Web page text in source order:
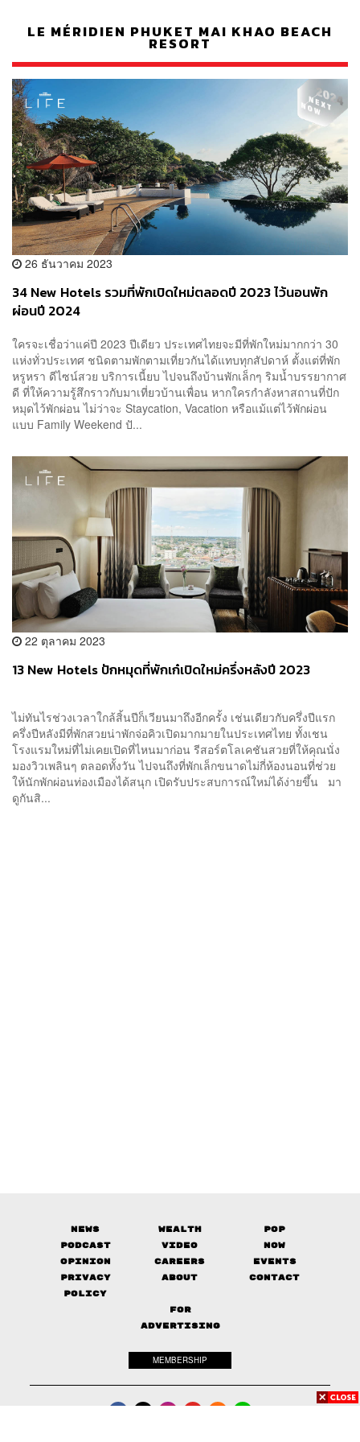
LE MÉRIDIEN PHUKET MAI KHAO BEACH
RESORT
26 ธันวาคม 2023
34 New Hotels รวมที่พักเปิดใหม่ตลอดปี 2023 ไว้นอนพัก
ผ่อนปี 2024
ใครจะเชื่อว่าแค่ปี 2023 ปีเดียว ประเทศไทยจะมีที่พักใหม่มากกว่า 30
แห่งทั่วประเทศ ชนิดตามพักตามเที่ยวกันได้แทบทุกสัปดาห์ ตั้งแต่ที่พัก
หรูหรา ดีไซน์สวย บริการเนี้ยบ ไปจนถึงบ้านพักเล็กๆ ริมน้ำบรรยากาศ
ดี ที่ให้ความรู้สึกราวกับมาเที่ยวบ้านเพื่อน หากใครกำลังหาสถานที่ปัก
หมุดไว้พักผ่อน ไม่ว่าจะ Staycation, Vacation หรือแม้แต่ไว้พักผ่อน
แบบ Family Weekend ปั...
22 ตุลาคม 2023
13 New Hotels ปักหมุดที่พักเก๋เปิดใหม่ครึ่งหลังปี 2023
ไม่ทันไรช่วงเวลาใกล้สิ้นปีก็เวียนมาถึงอีกครั้ง เช่นเดียวกับครึ่งปีแรก
ครึ่งปีหลังมีที่พักสวยน่าพักจ่อคิวเปิดมากมายในประเทศไทย ทั้งเชน
โรงแรมใหม่ที่ไม่เคยเปิดที่ไหนมาก่อน รีสอร์ตโลเคชันสวยที่ให้คุณนั่ง
มองวิวเพลินๆ ตลอดทั้งวัน ไปจนถึงที่พักเล็กขนาดไม่กี่ห้องนอนที่ช่วย
ให้นักพักผ่อนท่องเมืองได้สนุก เปิดรับประสบการณ์ใหม่ได้ง่ายขึ้น มา
ดูกันสิ...
News Wealth
Pop
Podcast
Video
Now
Opinion
Careers
Events
Privacy
Policy
About Contact
FOR
ADVERTISING
MEMBERSHIP